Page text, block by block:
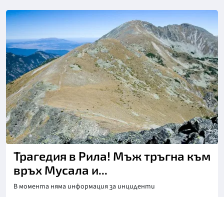
Снимка: Уикипедия
Трагедия в Рила! Мъж тръгна към
връх Мусала и...
В момента няма информация за инциденти